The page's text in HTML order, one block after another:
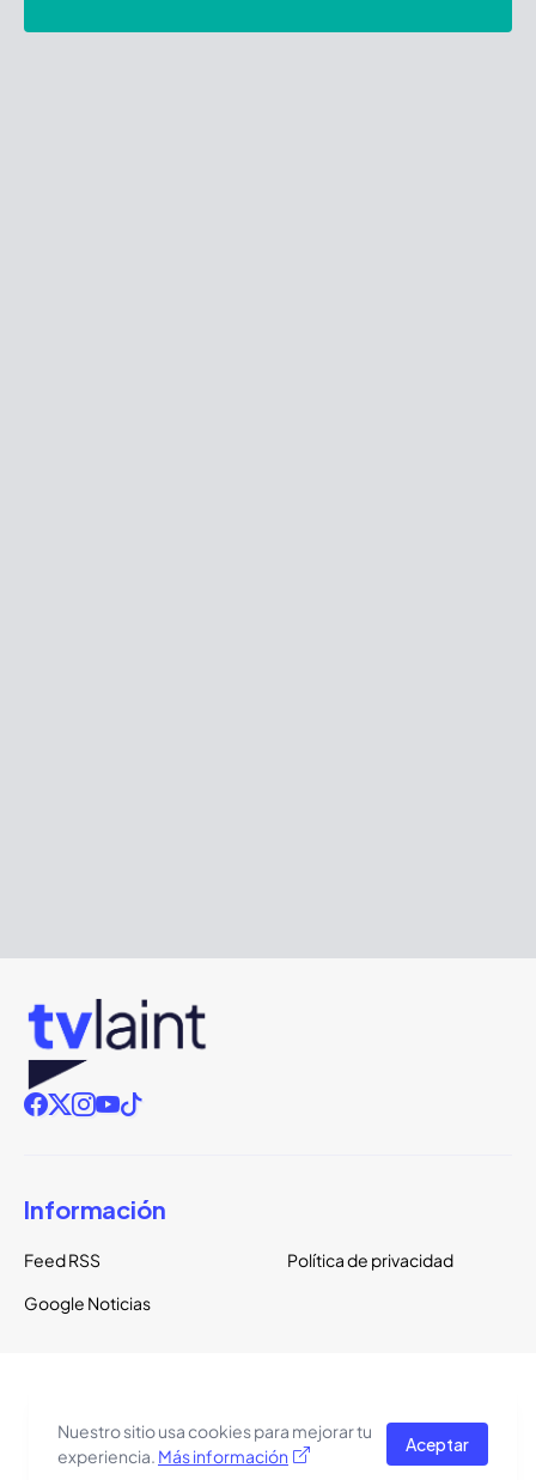
Información
Feed RSS
Política de privacidad
Google Noticias
Todos los derechos reservados.
El tema del sitio está basado en una plantilla de
Pro Blogger
Nuestro sitio usa cookies para mejorar tu
experiencia. Más información
Aceptar